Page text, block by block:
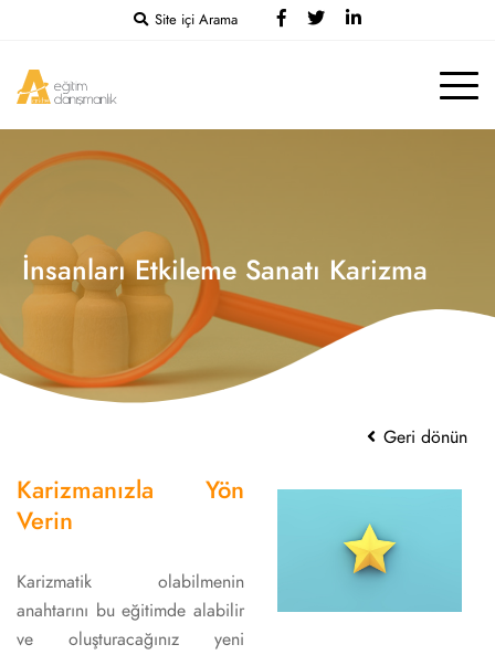
Site içi Arama
İnsanları Etkileme Sanatı Karizma
Geri dönün
Karizmanızla Yön
Verin
Karizmatik olabilmenin
anahtarını bu eğitimde alabilir
ve oluşturacağınız yeni